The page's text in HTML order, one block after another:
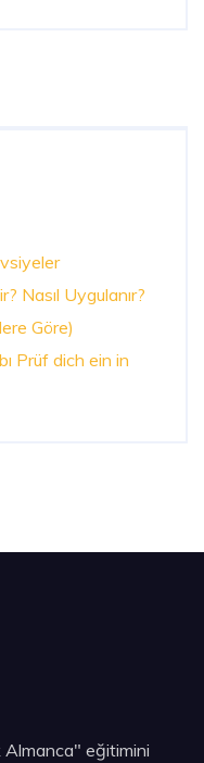
Nasıl Uygulanır?
Göre)
Prüf dich ein in
Almanca" eğitimini